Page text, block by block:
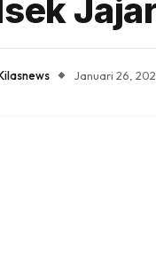
Januari 26,